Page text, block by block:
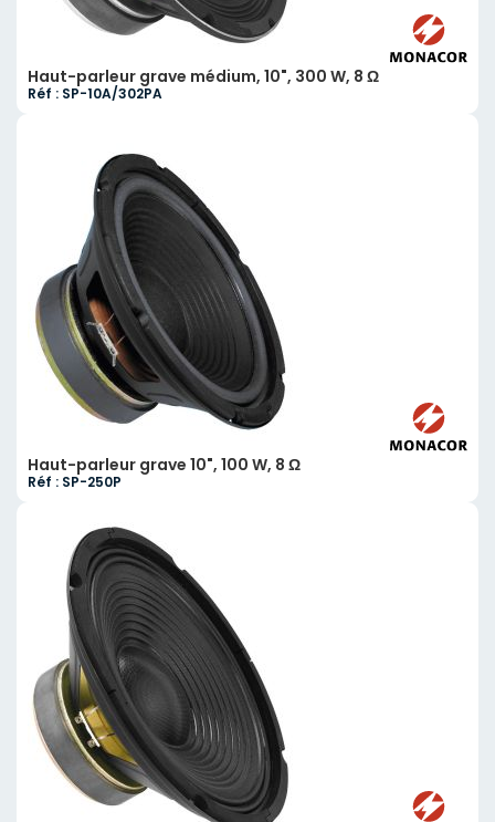
Haut-parleur grave médium, 10", 300 W, 8 Ω
Réf : SP-10A/302PA
Haut-parleur grave 10", 100 W, 8 Ω
Réf : SP-250P